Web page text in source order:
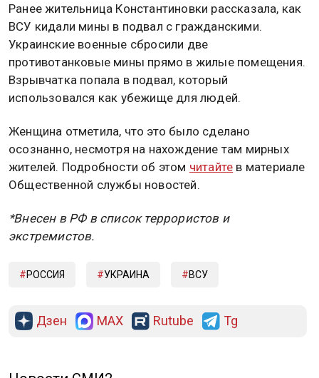
Ранее жительница Константиновки рассказала, как
ВСУ кидали мины в подвал с гражданскими.
Украинские военные сбросили две
противотанковые мины прямо в жилые помещения.
Взрывчатка попала в подвал, который
использовался как убежище для людей.
Женщина отметила, что это было сделано
осознанно, несмотря на нахождение там мирных
жителей. Подробности об этом читайте в материале
Общественной службы новостей.
*Внесен в РФ в список террористов и
экстремистов.
РОССИЯ УКРАИНА ВСУ
Дзен MAX Rutube Tg